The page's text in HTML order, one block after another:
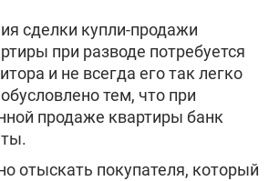
сделки купли-продажи
при разводе потребуется
и не всегда его так легко
тем, что при
продаже квартиры банк
отыскать покупателя, который